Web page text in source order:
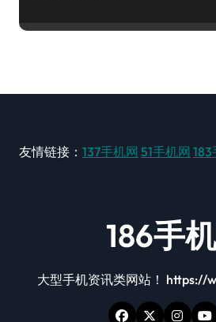
友情链接： 137手机网 51手机网 183
186手
大型手机资讯类网站！ https://